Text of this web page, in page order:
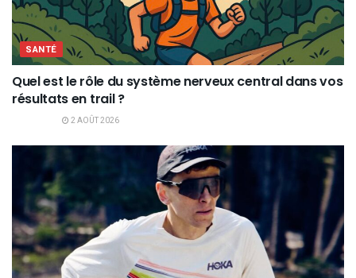
SANTÉ
Quel est le rôle du système nerveux central dans vos
résultats en trail ?
2 AOÛT 2026